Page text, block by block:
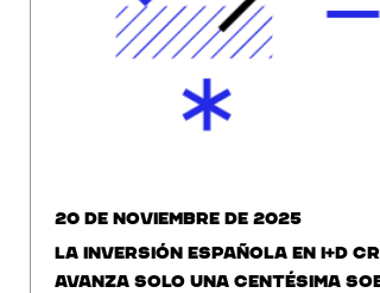
20 de noviembre de 2025
La inversión española en I+D
avanza solo una centésima